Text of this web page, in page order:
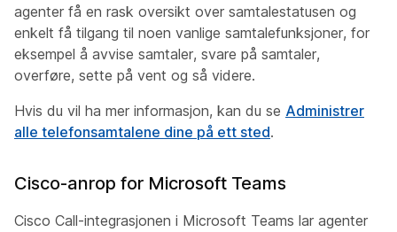
agenter få en rask oversikt over samtalestatusen og
enkelt få tilgang til noen vanlige samtalefunksjoner, for
eksempel å avvise samtaler, svare på samtaler,
overføre, sette på vent og så videre.
Hvis du vil ha mer informasjon, kan du se Administrer
alle telefonsamtalene dine på ett sted.
Cisco-anrop for Microsoft Teams
Cisco Call-integrasjonen i Microsoft Teams lar agenter